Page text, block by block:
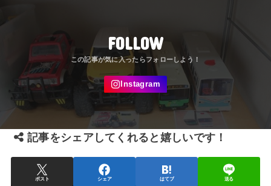
FOLLOW
記事をシェアしてくれると嬉しいです！
ポスト シェア はてブ 送る